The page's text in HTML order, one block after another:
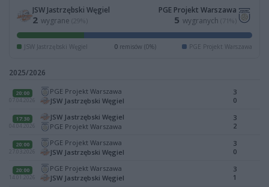
JSW Jastrzębski Węgiel
2 wygrane (29%)
PGE Projekt Warszawa
5 wygranych (71%)
JSW Jastrzębski Węgiel 0remisów (0%) PGE Projekt Warszawa
2025/2026
20:00
07.04.2026
PGE Projekt Warszawa
JSW Jastrzębski Węgiel
3
0
17:30
04.04.2026
JSW Jastrzębski Węgiel
PGE Projekt Warszawa
3
2
20:00
27.03.2026
PGE Projekt Warszawa
JSW Jastrzębski Węgiel
3
0
20:00
14.01.2026
PGE Projekt Warszawa
JSW Jastrzębski Węgiel
3
1